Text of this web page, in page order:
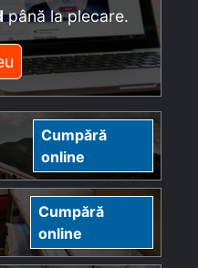
până la plecare.
Cumpără
online
Cumpără
online